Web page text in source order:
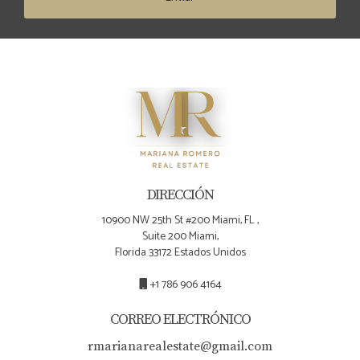
DIRECCIÓN
10900 NW 25th St #200 Miami, FL ,
Suite 200 Miami,
Florida 33172 Estados Unidos
+1 786 906 4164
CORREO ELECTRÓNICO
rmarianarealestate@gmail.com